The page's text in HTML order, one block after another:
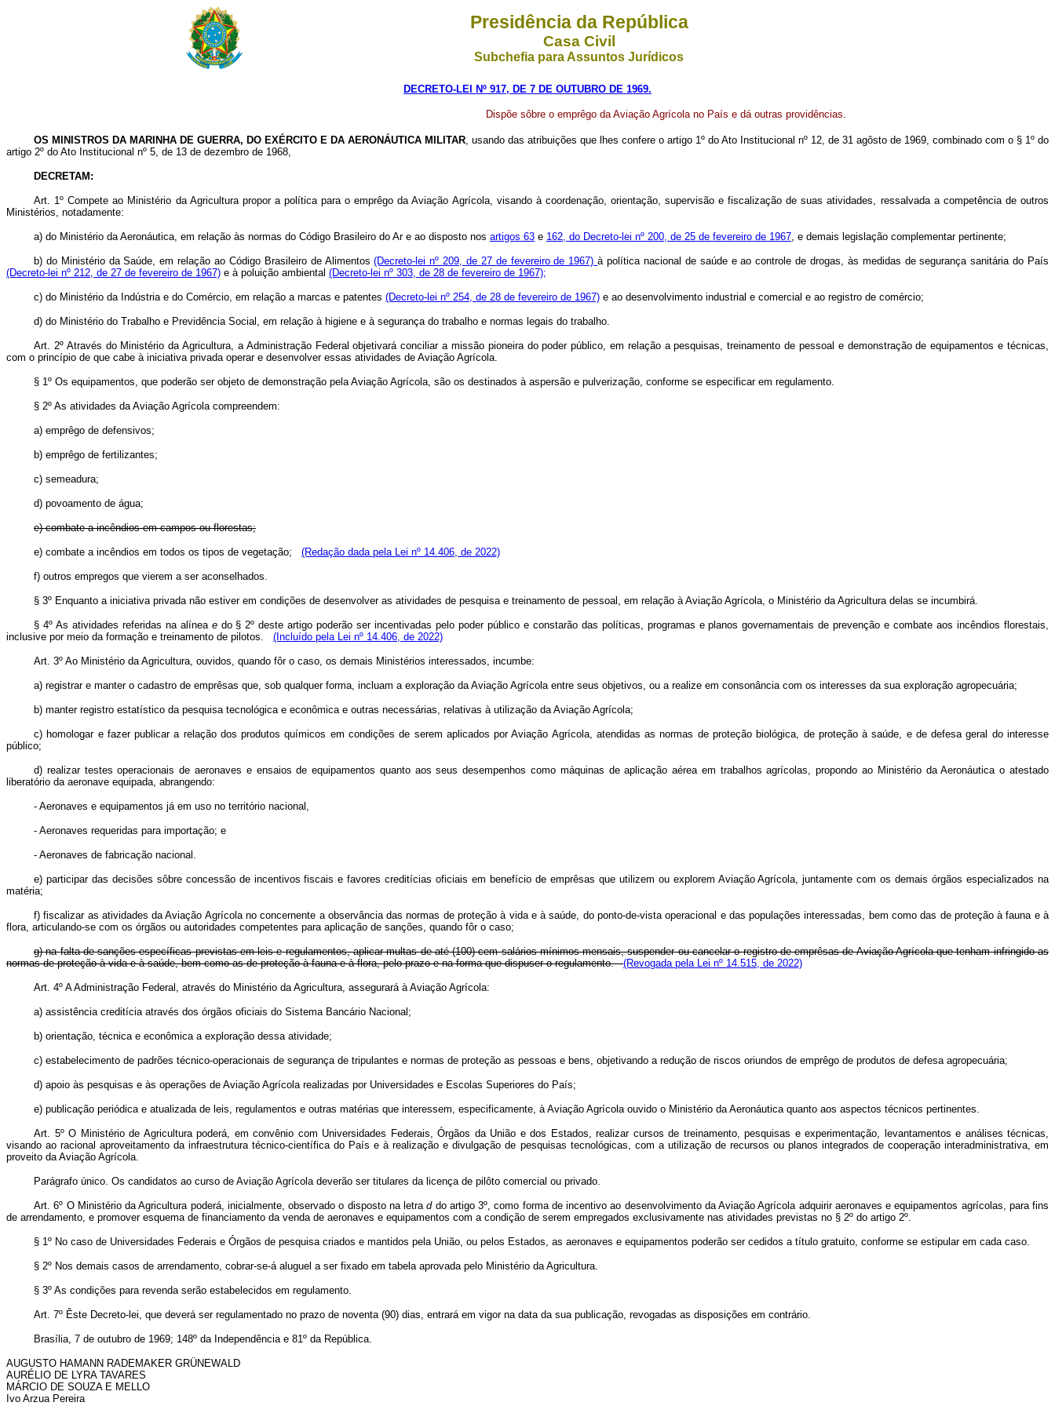
Presidência da República
Casa Civil
Subchefia para Assuntos Jurídicos
DECRETO-LEI Nº 917, DE 7 DE OUTUBRO DE 1969.
Dispõe sôbre o emprêgo da Aviação Agrícola no País e dá outras providências.
OS MINISTROS DA MARINHA DE GUERRA, DO EXÉRCITO E DA AERONÁUTICA MILITAR, usando das atribuições que lhes confere o artigo 1º do Ato Institucional nº 12, de 31 agôsto de 1969, combinado com o § 1º do
artigo 2º do Ato Institucional nº 5, de 13 de dezembro de 1968,
DECRETAM:
Art. 1º Compete ao Ministério da Agricultura propor a política para o emprêgo da Aviação Agrícola, visando à coordenação, orientação, supervisão e fiscalização de suas atividades, ressalvada a competência de outros
Ministérios, notadamente:
a) do Ministério da Aeronáutica, em relação às normas do Código Brasileiro do Ar e ao disposto nos artigos 63 e 162, do Decreto-lei nº 200, de 25 de fevereiro de 1967, e demais legislação complementar pertinente;
b) do Ministério da Saúde, em relação ao Código Brasileiro de Alimentos(Decreto-lei nº 209, de 27 de fevereiro de 1967)à política nacional de saúde e ao controle de drogas, às medidas de segurança sanitária do País
(Decreto-lei nº 212, de 27 de fevereiro de 1967) e à poluição ambiental (Decreto-lei nº 303, de 28 de fevereiro de 1967);
c) do Ministério da Indústria e do Comércio, em relação a marcas e patentes (Decreto-lei nº 254, de 28 de fevereiro de 1967) e ao desenvolvimento industrial e comercial e ao registro de comércio;
d) do Ministério do Trabalho e Previdência Social, em relação à higiene e à segurança do trabalho e normas legais do trabalho.
Art. 2º Através do Ministério da Agricultura, a Administração Federal objetivará conciliar a missão pioneira do poder público, em relação a pesquisas, treinamento de pessoal e demonstração de equipamentos e técnicas,
com o princípio de que cabe à iniciativa privada operar e desenvolver essas atividades de Aviação Agrícola.
§ 1º Os equipamentos, que poderão ser objeto de demonstração pela Aviação Agrícola, são os destinados à aspersão e pulverização, conforme se especificar em regulamento.
§ 2º As atividades da Aviação Agrícola compreendem:
a) emprêgo de defensivos;
b) emprêgo de fertilizantes;
c) semeadura;
d) povoamento de água;
e) combate a incêndios em campos ou florestas;
e) combate a incêndios em todos os tipos de vegetação; (Redação dada pela Lei nº 14.406, de 2022)
f) outros empregos que vierem a ser aconselhados.
§ 3º Enquanto a iniciativa privada não estiver em condições de desenvolver as atividades de pesquisa e treinamento de pessoal, em relação à Aviação Agrícola, o Ministério da Agricultura delas se incumbirá.
§ 4º As atividades referidas na alínea edo § 2º deste artigo poderão ser incentivadas pelo poder público e constarão das políticas, programas e planos governamentais de prevenção e combate aos incêndios florestais,
inclusive por meio da formação e treinamento de pilotos.
(Incluído pela Lei nº 14.406, de 2022)
Art. 3º Ao Ministério da Agricultura, ouvidos, quando fôr o caso, os demais Ministérios interessados, incumbe:
a) registrar e manter o cadastro de emprêsas que, sob qualquer forma, incluam a exploração da Aviação Agrícola entre seus objetivos, ou a realize em consonância com os interesses da sua exploração agropecuária;
b) manter registro estatístico da pesquisa tecnológica e econômica e outras necessárias, relativas à utilização da Aviação Agrícola;
c) homologar e fazer publicar a relação dos produtos químicos em condições de serem aplicados por Aviação Agrícola, atendidas as normas de proteção biológica, de proteção à saúde, e de defesa geral do interesse
público;
d) realizar testes operacionais de aeronaves e ensaios de equipamentos quanto aos seus desempenhos como máquinas de aplicação aérea em trabalhos agrícolas, propondo ao Ministério da Aeronáutica o atestado
liberatório da aeronave equipada, abrangendo:
- Aeronaves e equipamentos já em uso no território nacional,
- Aeronaves requeridas para importação; e
- Aeronaves de fabricação nacional.
e) participar das decisões sôbre concessão de incentivos fiscais e favores creditícias oficiais em benefício de emprêsas que utilizem ou explorem Aviação Agrícola, juntamente com os demais órgãos especializados na
matéria;
f) fiscalizar as atividades da Aviação Agrícola no concernente a observância das normas de proteção à vida e à saúde, do ponto-de-vista operacional e das populações interessadas, bem como das de proteção à fauna e à
flora, articulando-se com os órgãos ou autoridades competentes para aplicação de sanções, quando fôr o caso;
g) na falta de sanções específicas previstas em leis e regulamentos, aplicar multas de até (100) cem salários mínimos mensais, suspender ou cancelar o registro de emprêsas de Aviação Agrícola que tenham infringido as
normas de proteção à vida e à saúde, bem como as de proteção à fauna e à flora, pelo prazo e na forma que dispuser o regulamento.(Revogada pela Lei nº 14.515, de 2022)
Art. 4º A Administração Federal, através do Ministério da Agricultura, assegurará à Aviação Agrícola:
a) assistência creditícia através dos órgãos oficiais do Sistema Bancário Nacional;
b) orientação, técnica e econômica a exploração dessa atividade;
c) estabelecimento de padrões técnico-operacionais de segurança de tripulantes e normas de proteção as pessoas e bens, objetivando a redução de riscos oriundos de emprêgo de produtos de defesa agropecuária;
d) apoio às pesquisas e às operações de Aviação Agrícola realizadas por Universidades e Escolas Superiores do País;
e) publicação periódica e atualizada de leis, regulamentos e outras matérias que interessem, especificamente, à Aviação Agrícola ouvido o Ministério da Aeronáutica quanto aos aspectos técnicos pertinentes.
Art. 5º O Ministério de Agricultura poderá, em convênio com Universidades Federais, Órgãos da União e dos Estados, realizar cursos de treinamento, pesquisas e experimentação, levantamentos e análises técnicas,
visando ao racional aproveitamento da infraestrutura técnico-científica do País e à realização e divulgação de pesquisas tecnológicas, com a utilização de recursos ou planos integrados de cooperação interadministrativa, em
proveito da Aviação Agrícola.
Parágrafo único. Os candidatos ao curso de Aviação Agrícola deverão ser titulares da licença de pilôto comercial ou privado.
Art. 6º O Ministério da Agricultura poderá, inicialmente, observado o disposto na letraddo artigo 3º, como forma de incentivo ao desenvolvimento da Aviação Agrícola adquirir aeronaves e equipamentos agrícolas, para fins
de arrendamento, e promover esquema de financiamento da venda de aeronaves e equipamentos com a condição de serem empregados exclusivamente nas atividades previstas no § 2º do artigo 2º.
§ 1º No caso de Universidades Federais e Órgãos de pesquisa criados e mantidos pela União, ou pelos Estados, as aeronaves e equipamentos poderão ser cedidos a título gratuito, conforme se estipular em cada caso.
§ 2º Nos demais casos de arrendamento, cobrar-se-á aluguel a ser fixado em tabela aprovada pelo Ministério da Agricultura.
§ 3º As condições para revenda serão estabelecidos em regulamento.
Art. 7º Êste Decreto-lei, que deverá ser regulamentado no prazo de noventa (90) dias, entrará em vigor na data da sua publicação, revogadas as disposições em contrário.
Brasília, 7 de outubro de 1969; 148º da Independência e 81º da República.
AUGUSTO HAMANN RADEMAKER GRÜNEWALD
AURÉLIO DE LYRA TAVARES
MÁRCIO DE SOUZA E MELLO
Ivo Arzua Pereira